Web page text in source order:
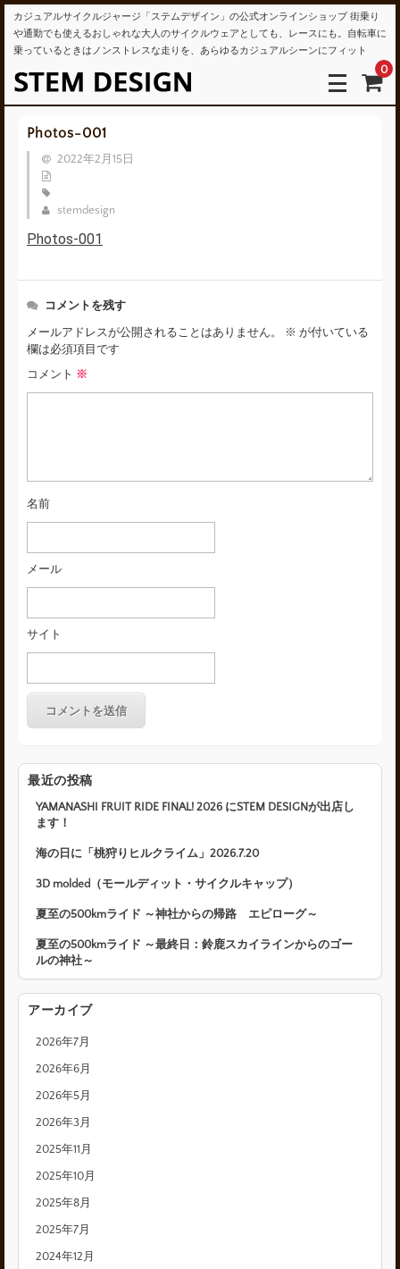
カジュアルサイクルジャージ「ステムデザイン」の公式オンラインショップ 街乗り
や通勤でも使えるおしゃれな大人のサイクルウェアとしても、レースにも。自転車に
乗っているときはノンストレスな走りを、あらゆるカジュアルシーンにフィット
0
Photos-001
2022年2月15日
stemdesign
Photos-001
コメントを残す
メールアドレスが公開されることはありません。 ※ が付いている
欄は必須項目です
コメント ※
名前
メール
サイト
最近の投稿
YAMANASHI FRUIT RIDE FINAL! 2026 にSTEM DESIGNが出店し
ます！
海の日に「桃狩りヒルクライム」2026.7.20
3D molded（モールディット・サイクルキャップ）
夏至の500kmライド ～神社からの帰路 エピローグ～
夏至の500kmライド ～最終日：鈴鹿スカイラインからのゴー
ルの神社～
アーカイブ
2026年7月
2026年6月
2026年5月
2026年3月
2025年11月
2025年10月
2025年8月
2025年7月
2024年12月